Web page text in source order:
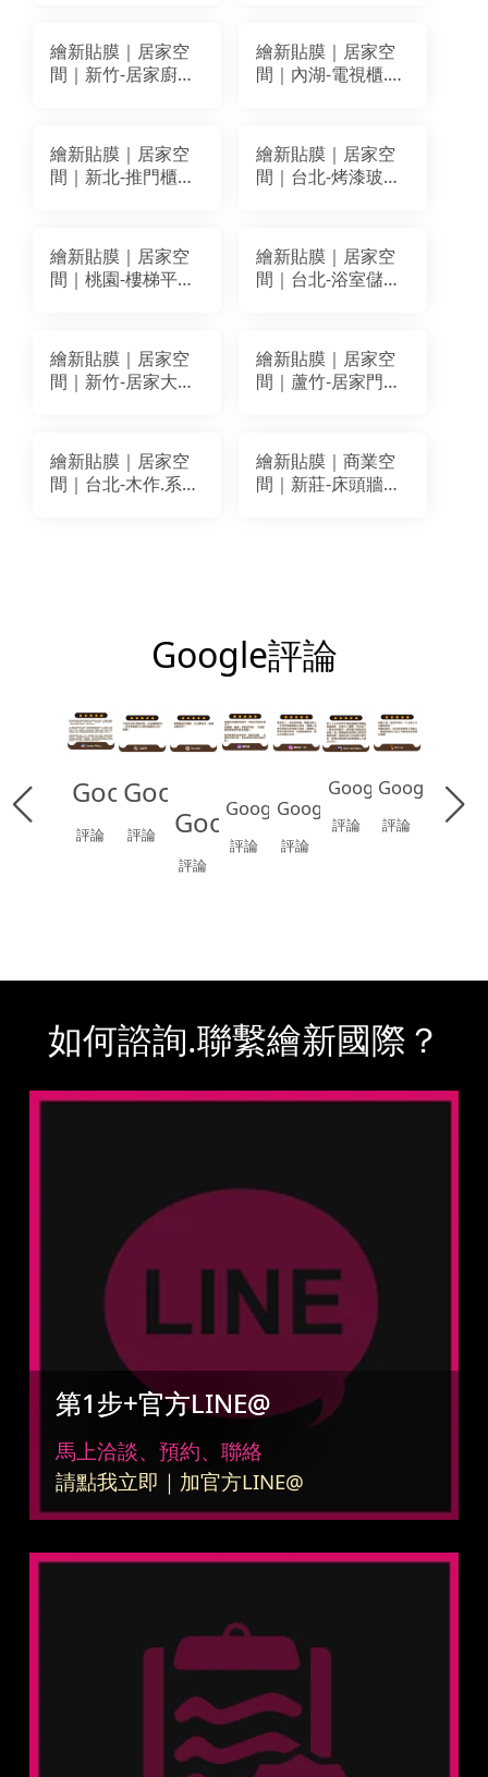
膜、包櫃間貼膜｜
LG
NW101.PW112.PW111
BC977
繪新貼膜｜居家空
間｜新竹-居家廚房
9241
繪新貼膜｜居家空
間｜內湖-電視櫃.化
繪新貼膜｜居家空
間｜新北-推門櫃體
繪新貼膜｜居家空
間｜台北-烤漆玻璃
S243
繪新貼膜｜居家空
間｜桃園-樓梯平面
繪新貼膜｜居家空
間｜台北-浴室儲藏-
繪新貼膜｜居家空
間｜新竹-居家大門
繪新貼膜｜居家空
間｜蘆竹-居家門框
繪新貼膜｜居家空
間｜台北-木作.系統
繪新貼膜｜商業空
間｜新莊-床頭牆面
Google評論
Google
評論
Google
評論 Google
評論
Google
評論
Google
評論
Google
評論
Google
評論
如何諮詢.聯繫繪新國際？
第1步+官方LINE@
馬上洽談、預約、聯絡
請點我立即｜加官方LINE@